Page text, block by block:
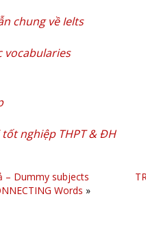
chung về Ielts
vocabularies
nghiệp THPT & ĐH
– Dummy subjects
Words »